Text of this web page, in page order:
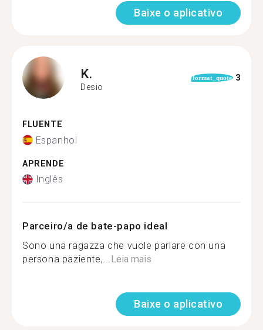
Baixe o aplicativo
K.
Desio
format_quote 3
FLUENTE
Espanhol
APRENDE
Inglês
Parceiro/a de bate-papo ideal
Sono una ragazza che vuole parlare con una
persona paziente,...Leia mais
Baixe o aplicativo